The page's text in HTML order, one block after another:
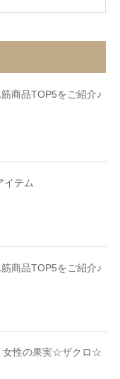
商品TOP5をご紹介♪
イテム
商品TOP5をご紹介♪
女性の果実☆ザクロ☆